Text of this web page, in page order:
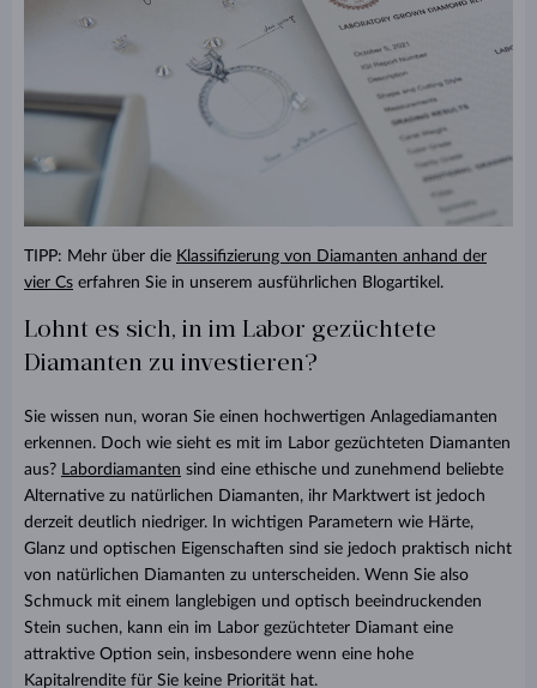
TIPP: Mehr über die Klassifizierung von Diamanten anhand der
vier Cs erfahren Sie in unserem ausführlichen Blogartikel.
Lohnt es sich, in im Labor gezüchtete
Diamanten zu investieren?
Sie wissen nun, woran Sie einen hochwertigen Anlagediamanten
erkennen. Doch wie sieht es mit im Labor gezüchteten Diamanten
aus? Labordiamanten sind eine ethische und zunehmend beliebte
Alternative zu natürlichen Diamanten, ihr Marktwert ist jedoch
derzeit deutlich niedriger. In wichtigen Parametern wie Härte,
Glanz und optischen Eigenschaften sind sie jedoch praktisch nicht
von natürlichen Diamanten zu unterscheiden. Wenn Sie also
Schmuck mit einem langlebigen und optisch beeindruckenden
Stein suchen, kann ein im Labor gezüchteter Diamant eine
attraktive Option sein, insbesondere wenn eine hohe
Kapitalrendite für Sie keine Priorität hat.